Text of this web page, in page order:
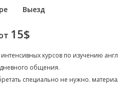
Выезд
15$
курсов по изучению
общения.
специально не нужно.